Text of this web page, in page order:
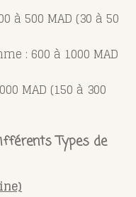
à 500 MAD (30 à 50
: 600 à 1000 MAD
MAD (150 à 300
Types de